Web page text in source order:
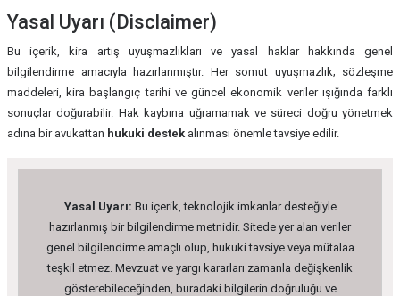
Yasal Uyarı (Disclaimer)
Bu içerik, kira artış uyuşmazlıkları ve yasal haklar hakkında genel
bilgilendirme amacıyla hazırlanmıştır. Her somut uyuşmazlık; sözleşme
maddeleri, kira başlangıç tarihi ve güncel ekonomik veriler ışığında farklı
sonuçlar doğurabilir. Hak kaybına uğramamak ve süreci doğru yönetmek
adına bir avukattan hukuki destek alınması önemle tavsiye edilir.
Yasal Uyarı: Bu içerik, teknolojik imkanlar desteğiyle
hazırlanmış bir bilgilendirme metnidir. Sitede yer alan veriler
genel bilgilendirme amaçlı olup, hukuki tavsiye veya mütalaa
teşkil etmez. Mevzuat ve yargı kararları zamanla değişkenlik
gösterebileceğinden, buradaki bilgilerin doğruluğu ve